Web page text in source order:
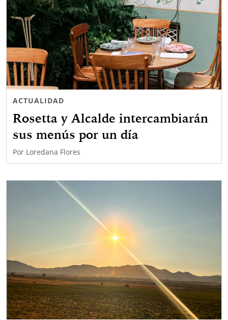
ACTUALIDAD
Rosetta y Alcalde intercambiarán
sus menús por un día
Por Loredana Flores